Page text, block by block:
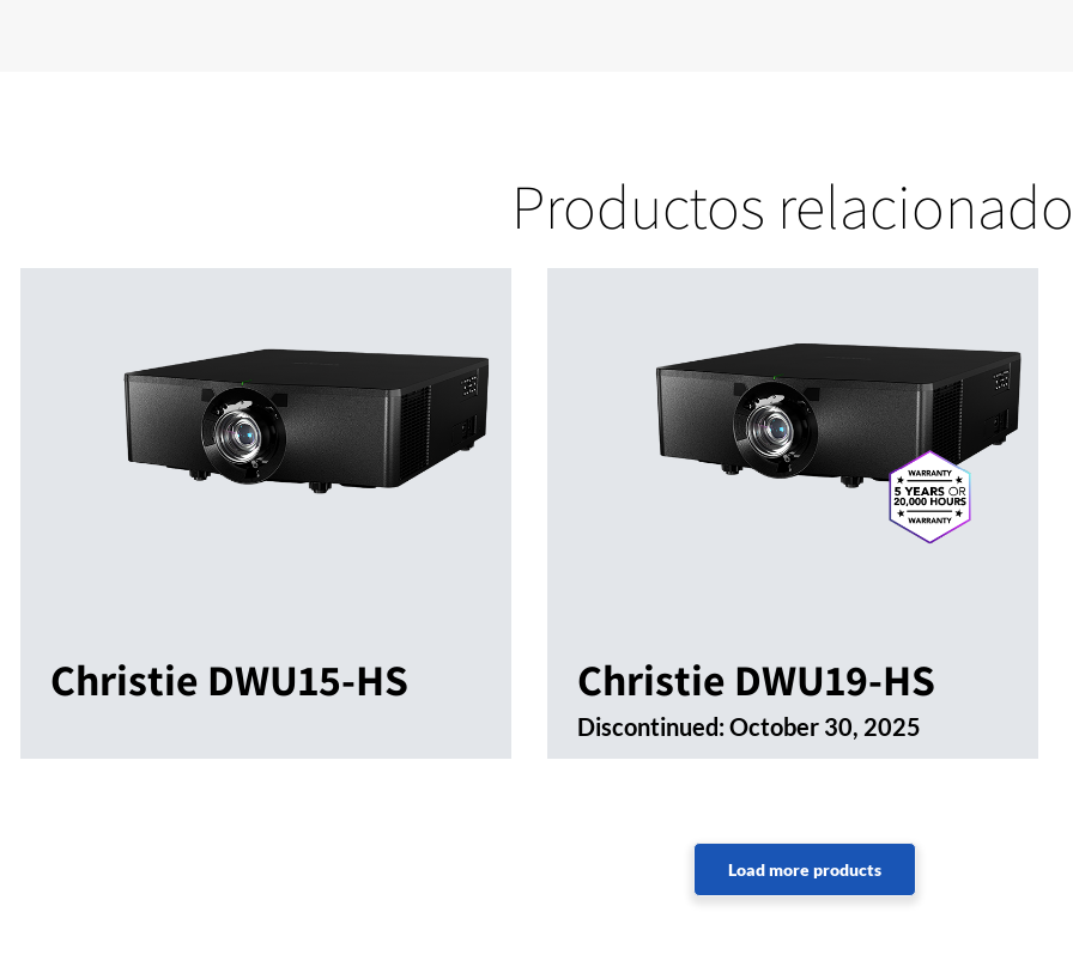
Productos
Christie DWU15-HS Christie DWU19-HS
Discontinued:October 30, 2025